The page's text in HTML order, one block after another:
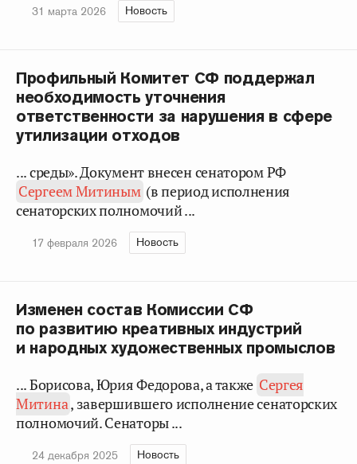
31 марта 2026 Новость
Профильный Комитет СФ поддержал
необходимость уточнения
ответственности за нарушения в сфере
утилизации отходов
... среды». Документ внесен сенатором РФ
Сергеем Митиным (в период исполнения
сенаторских полномочий ...
17 февраля 2026 Новость
Изменен состав Комиссии СФ
по развитию креативных индустрий
и народных художественных промыслов
... Борисова, Юрия Федорова, а также Сергея
Митина, завершившего исполнение сенаторских
полномочий. Сенаторы ...
24 декабря 2025 Новость